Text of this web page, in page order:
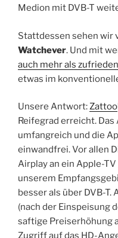
Medion mit DVB-T
Stattdessen sehen wir
Watchever. Und mit
auch mehr als zufrieden
etwas im
Unsere Antwort:Zattoo
Reifegrad erreicht.
umfangreich und die
einwandfrei. Vor allen
Airplay an ein Apple-
unserem
besser als über DVB-T.
(nach der Einspeisung
saftige Preiserhöhung
Zugriff auf das HD-